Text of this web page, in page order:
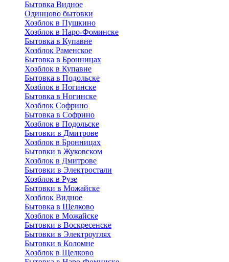
Бытовка Видное
Одинцово бытовки
Хозблок в Пушкино
Хозблок в Наро-Фоминске
Бытовка в Купавне
Хозблок Раменское
Бытовка в Бронницах
Хозблок в Купавне
Бытовка в Подольске
Хозблок в Ногинске
Бытовка в Ногинске
Хозблок Софрино
Бытовка в Софрино
Хозблок в Подольске
Бытовки в Дмитрове
Хозблок в Бронницах
Бытовки в Жуковском
Хозблок в Дмитрове
Бытовки в Электростали
Хозблок в Рузе
Бытовки в Можайске
Хозблок Видное
Бытовкa в Щелково
Хозблок в Можайске
Бытовки в Воскресенске
Бытовки в Электроуглях
Бытовки в Коломне
Хозблок в Щелково